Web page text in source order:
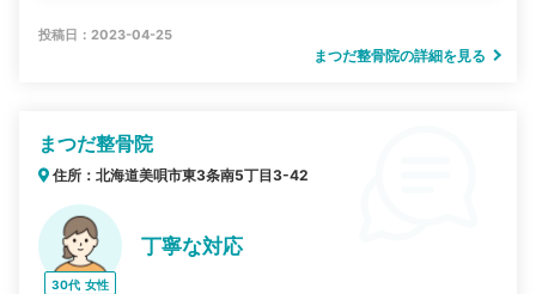
投稿日：2023-04-25
まつだ整骨院の詳細を見る
まつだ整骨院
住所：北海道美唄市東3条南5丁目3-42
30代 女性
丁寧な対応